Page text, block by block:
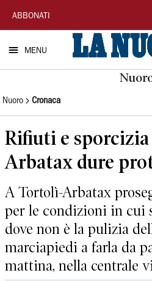
La
Nuova
Sardegna
ABBONATI
MENU
Nuoro Cronaca
Rifiuti e
Arbatax dure
A Tortolì-Arbatax
per le condizioni in cui
dove non è la pulizia
marciapiedi a farla da
mattina, nella centrale